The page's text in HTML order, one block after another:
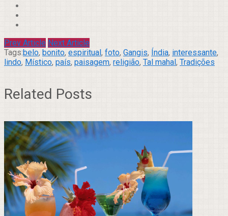
Prev Article Next Article
Tags:belo, bonito, espiritual, foto, Gangis, Índia, interessante,
lindo, Místico, país, paisagem, religião, Tal mahal, Tradições
Related Posts